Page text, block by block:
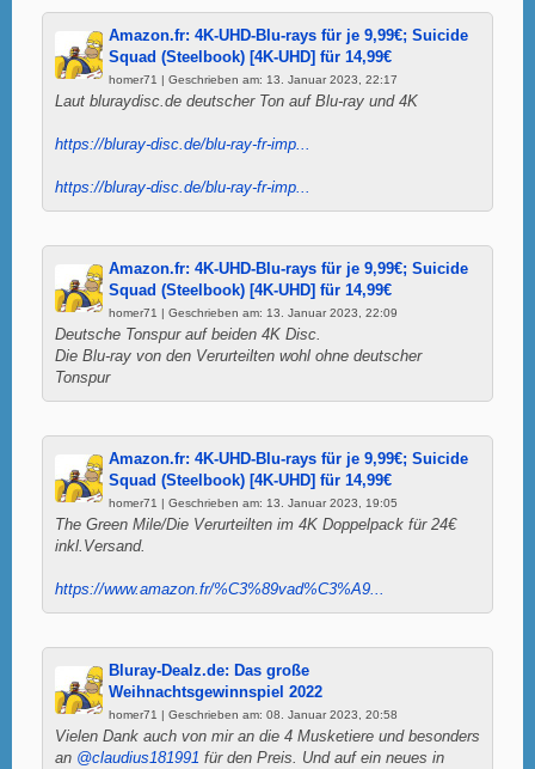
Amazon.fr: 4K-UHD-Blu-rays für je 9,99€; Suicide
Squad (Steelbook) [4K-UHD] für 14,99€
homer71 | Geschrieben am: 13. Januar 2023, 22:17
Laut bluraydisc.de deutscher Ton auf Blu-ray und 4K
https://bluray-disc.de/blu-ray-fr-imp...
https://bluray-disc.de/blu-ray-fr-imp...
Amazon.fr: 4K-UHD-Blu-rays für je 9,99€; Suicide
Squad (Steelbook) [4K-UHD] für 14,99€
homer71 | Geschrieben am: 13. Januar 2023, 22:09
Deutsche Tonspur auf beiden 4K Disc.
Die Blu-ray von den Verurteilten wohl ohne deutscher
Tonspur
Amazon.fr: 4K-UHD-Blu-rays für je 9,99€; Suicide
Squad (Steelbook) [4K-UHD] für 14,99€
homer71 | Geschrieben am: 13. Januar 2023, 19:05
The Green Mile/Die Verurteilten im 4K Doppelpack für 24€
inkl.Versand.
https://www.amazon.fr/%C3%89vad%C3%A9...
Bluray-Dealz.de: Das große
Weihnachtsgewinnspiel 2022
homer71 | Geschrieben am: 08. Januar 2023, 20:58
Vielen Dank auch von mir an die 4 Musketiere und besonders
an @claudius181991 für den Preis. Und auf ein neues in